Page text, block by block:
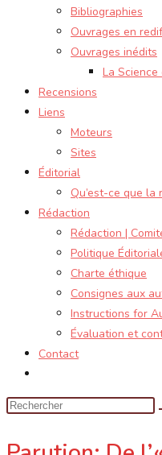
Bibliographies
Ouvrages en
Ouvrages inédits
La
Recensions
Liens
Moteurs
Sites
Éditorial
Qu’est-ce que la
Rédaction
Rédaction |
Politique
Charte éthique
Consignes aux
Instructions for
Évaluation et
Contact
website
search